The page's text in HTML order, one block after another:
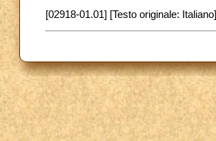
[02918-01.01] [Testo originale: Italiano]